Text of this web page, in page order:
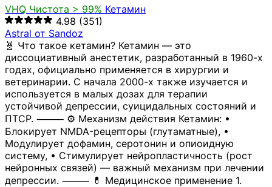
VHQ Чистота > 99% Кетамин
4.98 (351)
Astral от Sandoz
🧬 Что такое кетамин? Кетамин — это
диссоциативный анестетик, разработанный в 1960-х
годах, официально применяется в хирургии и
ветеринарии. С начала 2000-х также изучается и
используется в малых дозах для терапии
устойчивой депрессии, суицидальных состояний и
ПТСР. ⸻ ⚙️ Механизм действия Кетамин: •
Блокирует NMDA-рецепторы (глутаматные), •
Модулирует дофамин, серотонин и опиоидную
систему, • Стимулирует нейропластичность (рост
нейронных связей) — важный механизм при лечении
депрессии. ⸻ 💊 Медицинское применение 1.